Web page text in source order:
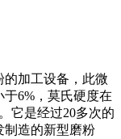
的加工设备，此微
6%，莫氏硬度在
它是经过20多次的
制造的新型磨粉